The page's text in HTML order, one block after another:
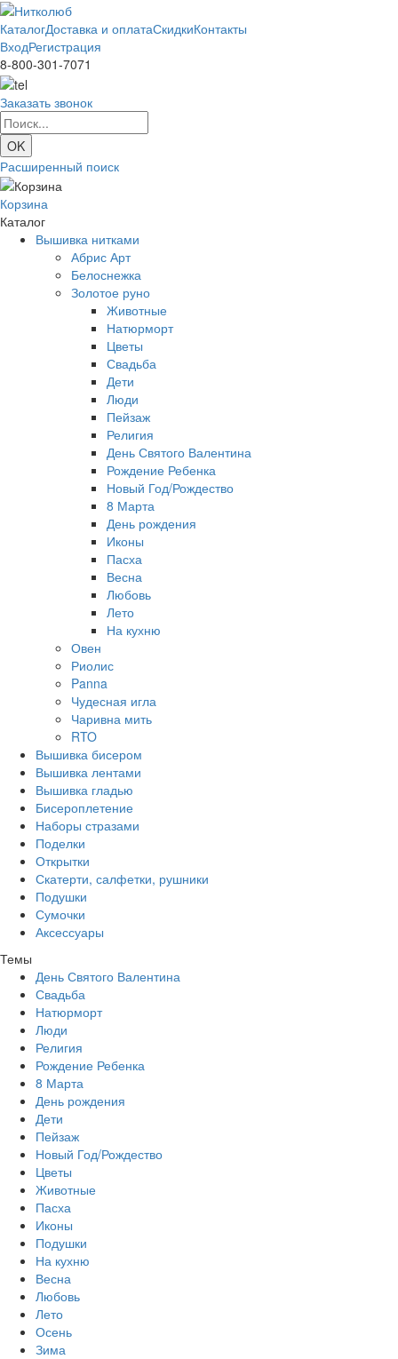
КаталогДоставка и оплатаСкидкиКонтакты
ВходРегистрация
8-800-301-7071
Заказать звонок
Расширенный поиск
Корзина
Каталог
Вышивка нитками
Абрис Арт
Белоснежка
Золотое руно
Животные
Натюрморт
Цветы
Свадьба
Дети
Люди
Пейзаж
Религия
День Святого Валентина
Рождение Ребенка
Новый Год/Рождество
8 Марта
День рождения
Иконы
Пасха
Весна
Любовь
Лето
На кухню
Овен
Риолис
Panna
Чудесная игла
Чаривна мить
RTO
Вышивка бисером
Вышивка лентами
Вышивка гладью
Бисероплетение
Наборы стразами
Поделки
Открытки
Скатерти, салфетки, рушники
Подушки
Сумочки
Аксессуары
Темы
День Святого Валентина
Свадьба
Натюрморт
Люди
Религия
Рождение Ребенка
8 Марта
День рождения
Дети
Пейзаж
Новый Год/Рождество
Цветы
Животные
Пасха
Иконы
Подушки
На кухню
Весна
Любовь
Лето
Осень
Зима